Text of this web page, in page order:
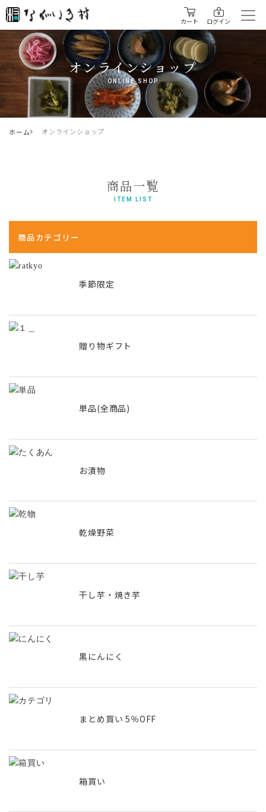
カート ログイン
オンラインショップ
ONLINE SHOP
ホーム オンラインショップ
商品一覧
ITEM LIST
商品カテゴリー
季節限定
贈り物ギフト
単品(全商品)
お漬物
乾燥野菜
干し芋・焼き芋
黒にんにく
まとめ買い 5％OFF
箱買い